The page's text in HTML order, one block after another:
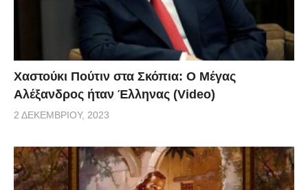
Χαστούκι Πούτιν στα Σκόπια: Ο Μέγας
Αλέξανδρος ήταν Έλληνας (Video)
2 ΔΕΚΕΜΒΡΊΟΥ, 2023